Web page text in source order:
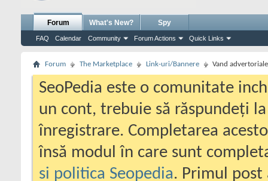
Forum
FAQ Calendar Community Forum Actions Quick Links
What's New? Spy
Forum The Marketplace Link-uri/Bannere Vand
SeoPedia este o comunitate
un cont, trebuie să răspundeți
înregistrare. Completarea
însă modul în care sunt
si politica Seopedia. Primul